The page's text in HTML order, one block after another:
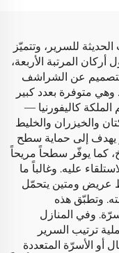
للسرير، وتتميّز
المرتبة الأربعة،
عن الشراشف
متوفرة بعدد كبير
كاليفورنيا —
والخيزران والخليط
يهدف إلى حماية سطح
كما يوفّر سطحاً مريحاً
عليه. وغالباً ما
عريض ومتين يتحمّل
وتطبّق هذه
وفي المنازل
ترتيب السرير
أو الأسرّة المتعددة